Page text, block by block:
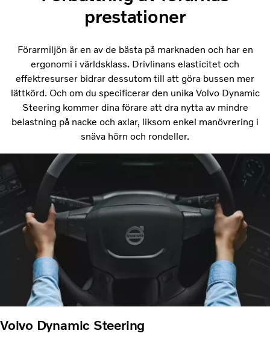
prestationer
Förarmiljön är en av de bästa på marknaden och har en
ergonomi i världsklass. Drivlinans elasticitet och
effektresurser bidrar dessutom till att göra bussen mer
lättkörd. Och om du specificerar den unika Volvo Dynamic
Steering kommer dina förare att dra nytta av mindre
belastning på nacke och axlar, liksom enkel manövrering i
snäva hörn och rondeller.
Volvo Dynamic Steering